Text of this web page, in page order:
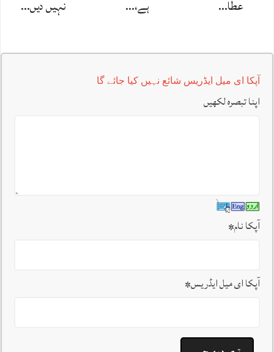
عطا…
ہے،…
نہیں دیں…
آپکا ای میل ایڈریس شائع نہیں کیا جائے گا
اپنا تبصرہ لکھیں
آپکا نام*
آپکا ای میل ایڈریس*